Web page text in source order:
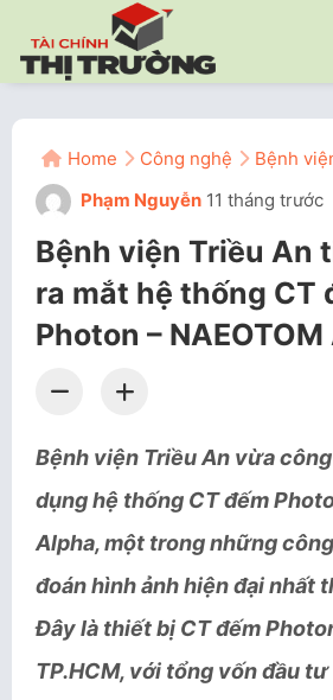
Home Công nghệ
Bệnh
Phạm Nguyễn 11 tháng trước
Bệnh viện Triều An
ra mắt hệ thống CT
Photon –
Bệnh viện Triều An vừa
dụng hệ thống CT đếm
Alpha, một trong những
đoán hình ảnh hiện đại nhất
Đây là thiết bị CT đếm
TP.HCM, với tổng vốn đầu